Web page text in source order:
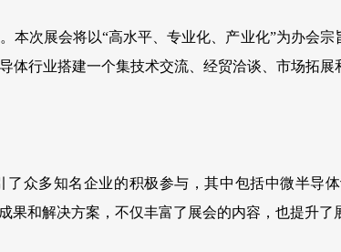
次展会将以“高水平、专业化、产业化”为办会
行业搭建一个集技术交流、经贸洽谈、市场拓展
众多知名企业的积极参与，其中包括中微半导
果和解决方案，不仅丰富了展会的内容，也提升